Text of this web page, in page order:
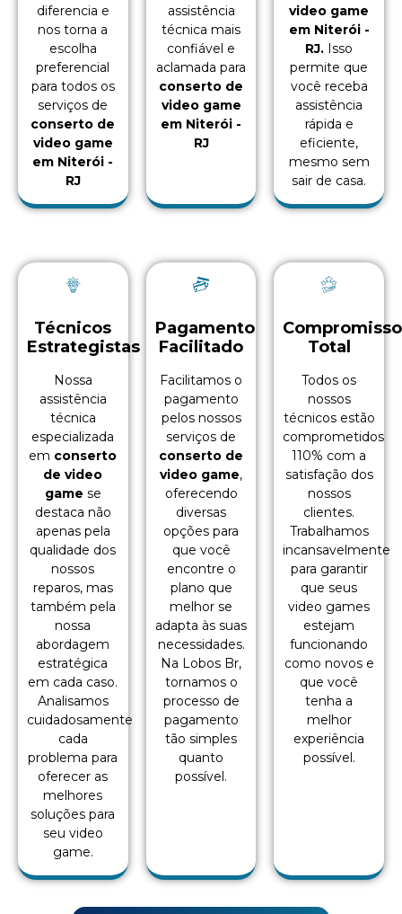
diferencia e
nos torna a
escolha
preferencial
para todos os
serviços de
conserto de
video game
em Niterói -
RJ
assistência
técnica mais
confiável e
aclamada para
conserto de
video game
em Niterói -
RJ
video game
em Niterói -
RJ. Isso
permite que
você receba
assistência
rápida e
eficiente,
mesmo sem
sair de casa.
Técnicos
Estrategistas
Nossa
assistência
técnica
especializada
em conserto
de video
game se
destaca não
apenas pela
qualidade dos
nossos
reparos, mas
também pela
nossa
abordagem
estratégica
em cada caso.
Analisamos
cuidadosamente
cada
problema para
oferecer as
melhores
soluções para
seu video
game.
Pagamento
Facilitado
Facilitamos o
pagamento
pelos nossos
serviços de
conserto de
video game,
oferecendo
diversas
opções para
que você
encontre o
plano que
melhor se
adapta às suas
necessidades.
Na Lobos Br,
tornamos o
processo de
pagamento
tão simples
quanto
possível.
Compromisso
Total
Todos os
nossos
técnicos estão
comprometidos
110% com a
satisfação dos
nossos
clientes.
Trabalhamos
incansavelmente
para garantir
que seus
video games
estejam
funcionando
como novos e
que você
tenha a
melhor
experiência
possível.